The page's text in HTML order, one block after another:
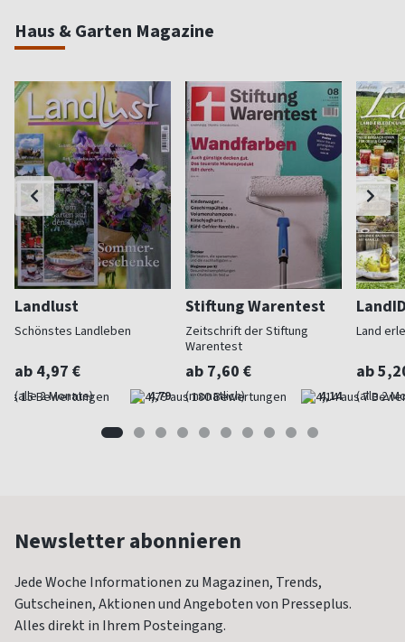
Haus & Garten Magazine
Landlust
Schönstes Landleben
ab 4,97 €
(alle 2 Monate) 4,79
Stiftung Warentest
Zeitschrift der Stiftung
Warentest
ab 7,60 €
(monatlich) 4,14
Land
ab
(alle 2
Newsletter abonnieren
Jede Woche Informationen zu Magazinen, Trends,
Gutscheinen, Aktionen und Angeboten von Presseplus.
Alles direkt in Ihrem Posteingang.